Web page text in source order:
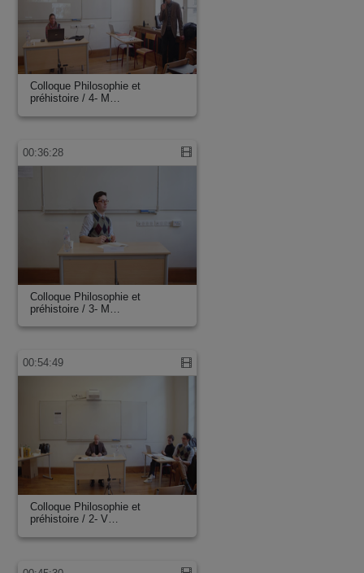
Colloque Philosophie et
préhistoire / 4- M…
00:36:28
Colloque Philosophie et
préhistoire / 3- M…
00:54:49
Colloque Philosophie et
préhistoire / 2- V…